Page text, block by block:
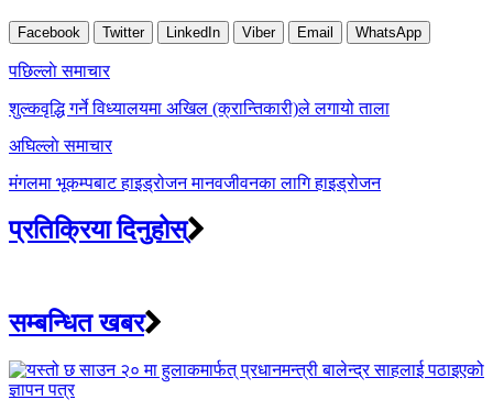
Facebook Twitter LinkedIn Viber Email WhatsApp
Post
navigation
पछिल्लाे समाचार
शुल्कवृद्धि गर्ने विध्यालयमा अखिल (क्रान्तिकारी)ले लगायो ताला
अघिल्लाे समाचार
मंगलमा भूकम्पबाट हाइड्रोजन मानवजीवनका लागि हाइड्रोजन
प्रतिक्रिया दिनुहोस्
सम्बन्धित खबर